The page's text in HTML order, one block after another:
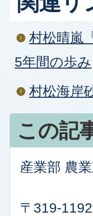
村松晴嵐
5年間の歩み
村松海岸
この記
産業部 農
〒319-